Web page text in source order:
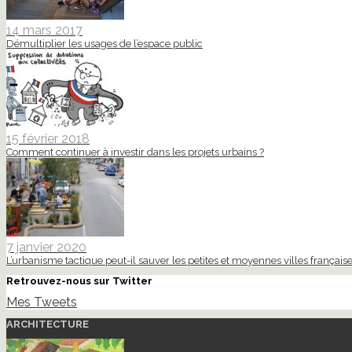
14 mars 2017
Démultiplier les usages de l’espace public
15 février 2018
Comment continuer à investir dans les projets urbains ?
7 janvier 2020
L’urbanisme tactique peut-il sauver les petites et moyennes villes
Retrouvez-nous sur Twitter
Mes Tweets
ARCHITECTURE